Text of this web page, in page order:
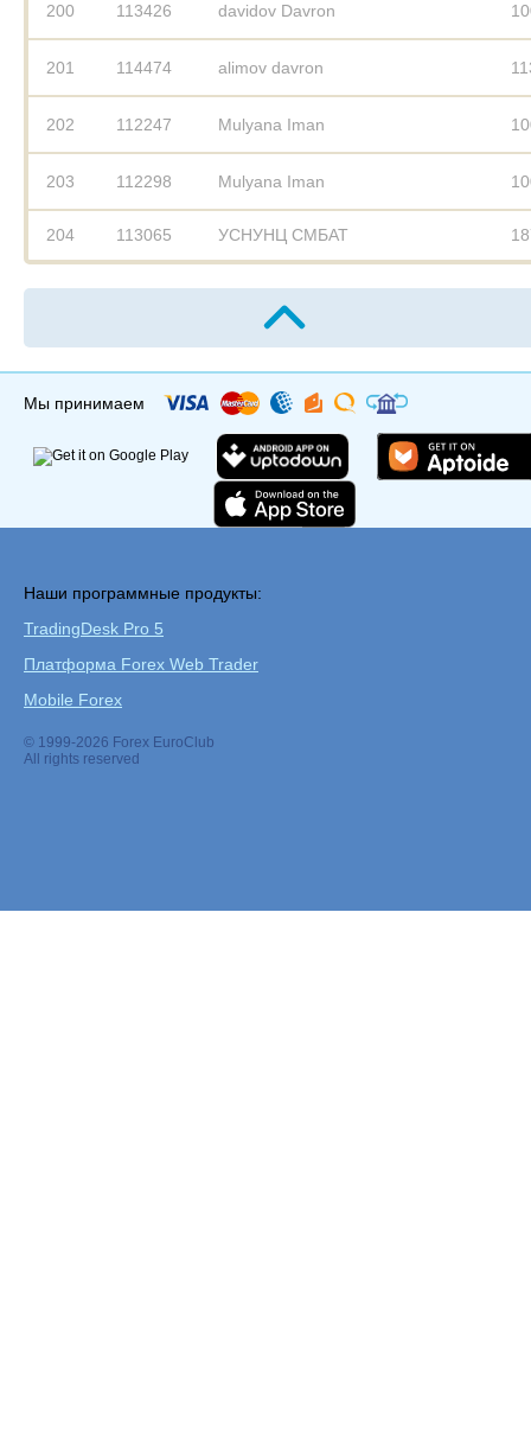
200 113426 davidov Davron
201 114474 alimov davron
202 112247 Mulyana Iman
203 112298 Mulyana Iman
204 113065 УСНУНЦ СМБАТ
Мы принимаем
Наши программные продукты:
TradingDesk Pro 5
Платформа Forex Web Trader
Mobile Forex
© 1999-2026 Forex EuroClub
All rights reserved